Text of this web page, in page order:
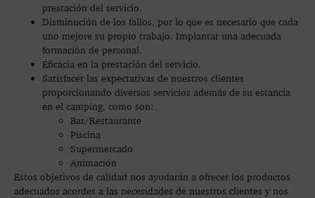
prestación del servicio.
Disminución de los fallos, por lo que es necesario que cada
uno mejore su propio trabajo. Implantar una adecuada
formación de personal.
Eficacia en la prestación del servicio.
Satisfacer las expectativas de nuestros clientes
proporcionando diversos servicios además de su estancia
en el camping, como son:
Bar/Restaurante
Piscina
Supermercado
Animación
Estos objetivos de calidad nos ayudarán a ofrecer los productos
adecuados acordes a las necesidades de nuestros clientes y nos